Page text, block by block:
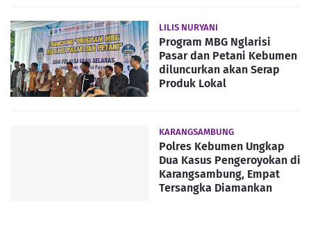
LILIS NURYANI
Program MBG Nglarisi
Pasar dan Petani Kebumen
diluncurkan akan Serap
Produk Lokal
KARANGSAMBUNG
Polres Kebumen Ungkap
Dua Kasus Pengeroyokan di
Karangsambung, Empat
Tersangka Diamankan